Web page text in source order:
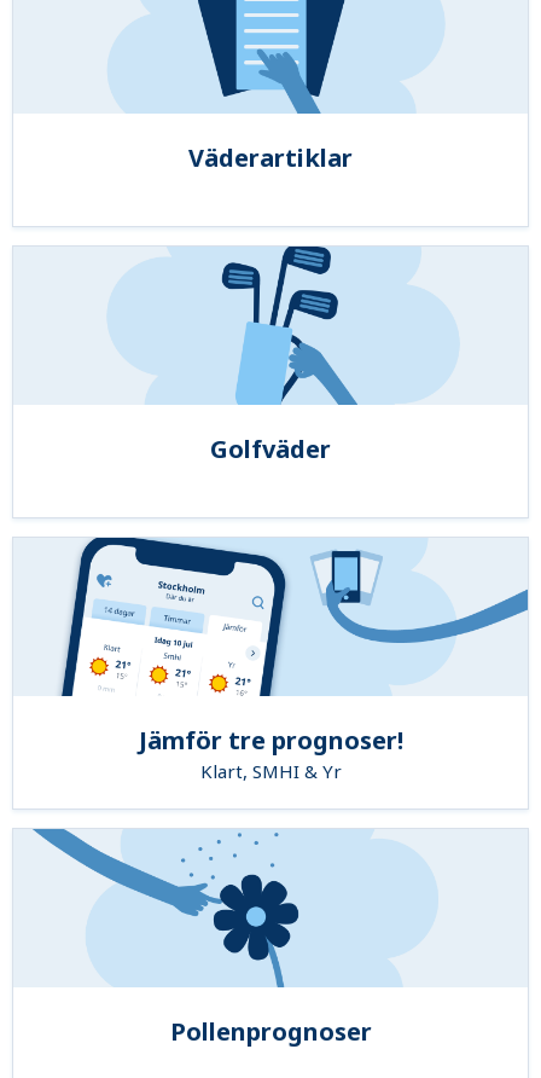
Väderartiklar
Golfväder
Jämför tre prognoser!
Klart, SMHI & Yr
Pollenprognoser